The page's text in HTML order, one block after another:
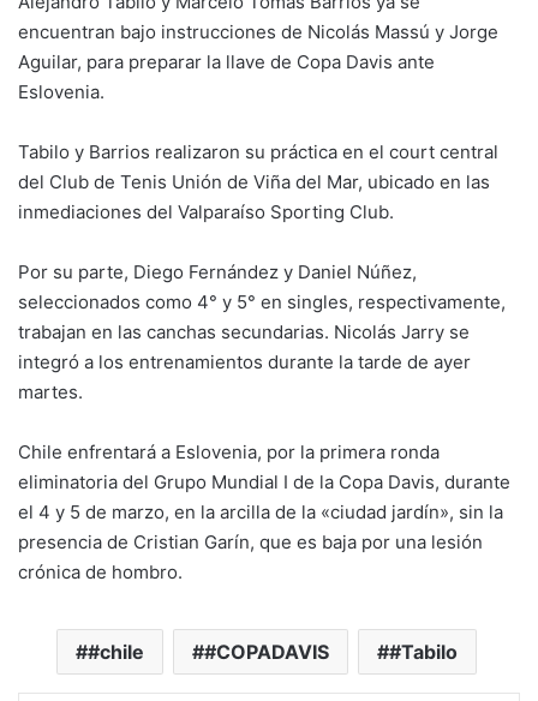
encuentran bajo instrucciones de Nicolás Massú y Jorge
Aguilar, para preparar la llave de Copa Davis ante
Eslovenia.
Tabilo y Barrios realizaron su práctica en el court central
del Club de Tenis Unión de Viña del Mar, ubicado en las
inmediaciones del Valparaíso Sporting Club.
Por su parte, Diego Fernández y Daniel Núñez,
seleccionados como 4° y 5° en singles, respectivamente,
trabajan en las canchas secundarias. Nicolás Jarry se
integró a los entrenamientos durante la tarde de ayer
martes.
Chile enfrentará a Eslovenia, por la primera ronda
eliminatoria del Grupo Mundial I de la Copa Davis, durante
el 4 y 5 de marzo, en la arcilla de la «ciudad jardín», sin la
presencia de Cristian Garín, que es baja por una lesión
crónica de hombro.
#chile #COPADAVIS #Tabilo